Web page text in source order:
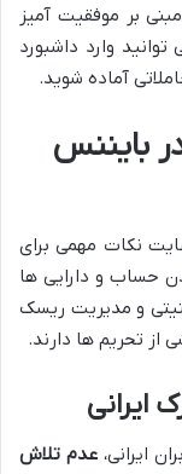
بر موفقیت آمیز
وارد داشبورد
آماده شوید.
بایننس
نکات مهمی برای
حساب و دارایی ها
و مدیریت ریسک
از تحریم ها دارند.
ایرانی، عدم تلاش